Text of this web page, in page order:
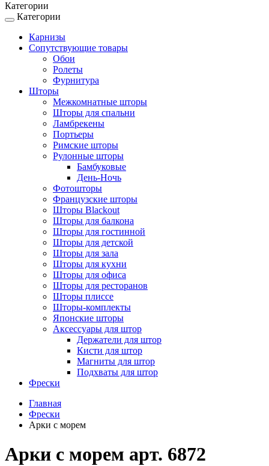
Категории
Toggle
navigation
Категории
Карнизы
Сопутствующие товары
Обои
Ролеты
Фурнитура
Шторы
Межкомнатные шторы
Шторы для спальни
Ламбрекены
Портьеры
Римские шторы
Рулонные шторы
Бамбуковые
День-Ночь
Фотошторы
Французские шторы
Шторы Blackout
Шторы для балкона
Шторы для гостинной
Шторы для детской
Шторы для зала
Шторы для кухни
Шторы для офиса
Шторы для ресторанов
Шторы плиссе
Шторы-комплекты
Японские шторы
Аксессуары для штор
Держатели для штор
Кисти для штор
Магниты для штор
Подхваты для штор
Фрески
Главная
Фрески
Арки с морем
Арки с морем арт. 6872